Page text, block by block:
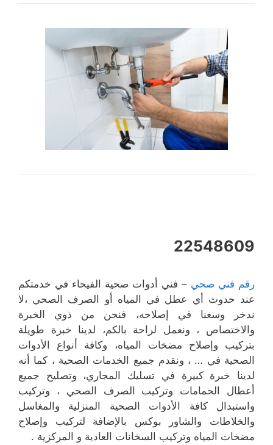
22548609
رقم فني صحي – فني أدوات صحية الفيحاء في خدمتكم
عند حدوث أي عطل في المياه أو الصرف الصحي ،لا
ندخر وسعنا في إصلاحه، فنحن من ذوي الخبرة
والاختصاص ، ونعمل لراحة بالكم، لدينا خبرة طويلة
بتركيب وإصلاح مضخات المياه، وكافة أنواع الأدوات
الصحية في … ، ونقدم جميع الخدمات الصحية ، كما أنه
لدينا خبرة كبيرة في تسليك المجاري، وتصليح جميع
أعطال الحمامات وتركيب الصرف الصحي ، وتركيب
واستبدال كافة الأدوات الصحية المنزلية والمغاسل
والخلاطات والشاور بوكس بالإضافة لتركيب وإصلاح
مضخات المياه وتركيب السخانات العادية و المركزية .